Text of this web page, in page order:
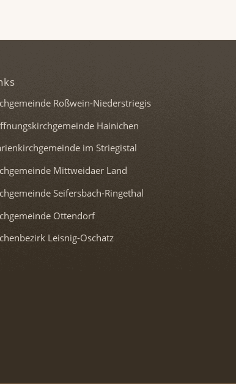
Roßwein-Niederstriegis
Hainichen
im Striegistal
Mittweidaer Land
Seifersbach-Ringethal
Ottendorf
Leisnig-Oschatz